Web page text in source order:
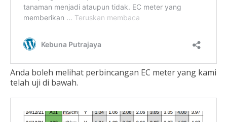
Anda boleh melihat perbincangan EC meter yang kami
telah uji di bawah.